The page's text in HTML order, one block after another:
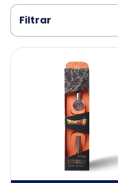
Filtrar